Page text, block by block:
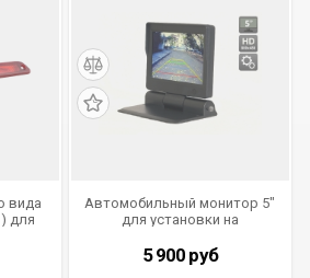
вида
для
Автомобильный монитор 5"
для установки на
AVS0534BM с
автоматическим приводом
5 900 руб